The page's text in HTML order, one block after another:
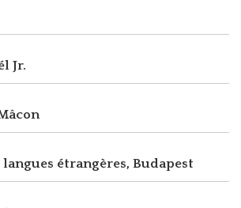
Jr.
étrangères, Budapest